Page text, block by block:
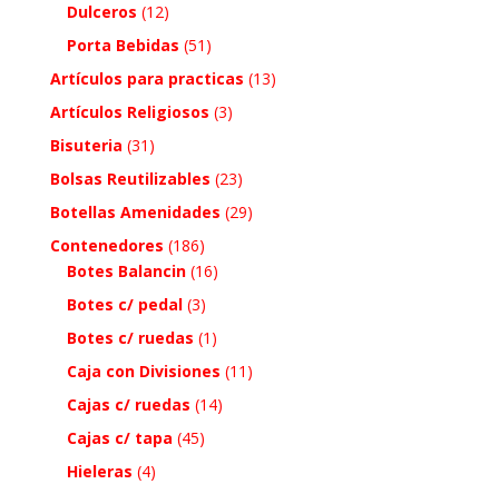
Dulceros (12)
Porta Bebidas (51)
Artículos para practicas (13)
Artículos Religiosos (3)
Bisuteria (31)
Bolsas Reutilizables (23)
Botellas Amenidades (29)
Contenedores (186)
Botes Balancin (16)
Botes c/ pedal (3)
Botes c/ ruedas (1)
Caja con Divisiones (11)
Cajas c/ ruedas (14)
Cajas c/ tapa (45)
Hieleras (4)